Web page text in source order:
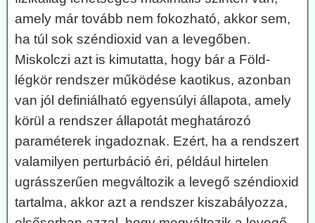
amely már tovább nem fokozható, akkor sem,
ha túl sok széndioxid van a levegőben.
Miskolczi azt is kimutatta, hogy bár a Föld-
légkör rendszer működése kaotikus, azonban
van jól definiálható egyensúlyi állapota, amely
körül a rendszer állapotát meghatározó
paraméterek ingadoznak. Ezért, ha a rendszert
valamilyen perturbáció éri, például hirtelen
ugrásszerűen megváltozik a levegő széndioxid
tartalma, akkor azt a rendszer kiszabályozza,